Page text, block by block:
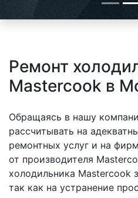
Ремонт
Mastercook в
Обращаясь в нашу
рассчитывать на
ремонтных услуг и на
от производителя
холодильника Mastercook
так как на устранение